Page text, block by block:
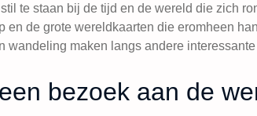
te staan bij de tijd en de wereld die zich
de grote wereldkaarten die eromheen
wandeling maken langs andere
bezoek aan de